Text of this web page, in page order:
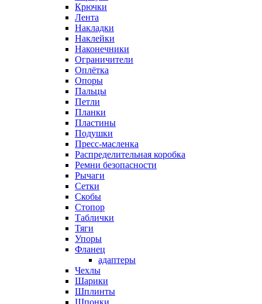
Крючки
Лента
Накладки
Наклейки
Наконечники
Ограничители
Оплётка
Опоры
Пальцы
Петли
Планки
Пластины
Подушки
Пресс-масленка
Распределительная коробка
Ремни безопасности
Рычаги
Сетки
Скобы
Стопор
Таблички
Тяги
Упоры
Фланец
адаптеры
Чехлы
Шарики
Шплинты
Шпонки